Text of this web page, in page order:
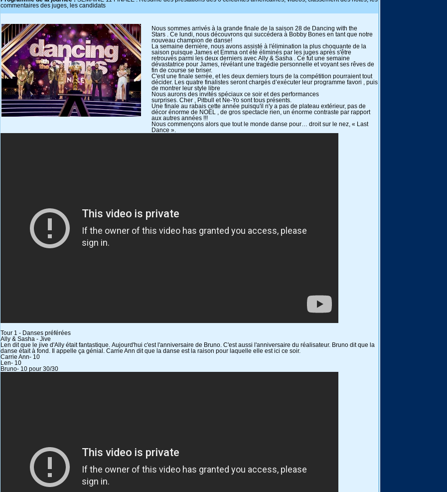
commentaires des juges, les candidats
Nous sommes arrivés à la grande finale de la saison 28 de Dancing with the
Stars . Ce lundi, nous découvrons qui succédera à Bobby Bones en tant que notre
nouveau champion de danse!
La semaine dernière, nous avons assisté à l'élimination la plus choquante de la
saison puisque James et Emma ont été éliminés par les juges après s'être
retrouvés parmi les deux derniers avec Ally & Sasha . Ce fut une semaine
dévastatrice pour James, révélant une tragédie personnelle et voyant ses rêves de
fin de course se briser.
C'est une finale serrée, et les deux derniers tours de la compétition pourraient tout
décider. Les quatre finalistes seront chargés d’exécuter leur programme favori , puis
de montrer leur style libre
Nous aurons des invités spéciaux ce soir et des performances
surprises. Cher , Pitbull et Ne-Yo sont tous présents.
Une finale au rabais cette année puisqu'il n'y a pas de plateau extérieur, pas de
décor énorme de NOËL , de gros spectacle rien, un énorme contraste par rapport
aux autres années !!!
Nous commençons alors que tout le monde danse pour… droit sur le nez, « Last
Dance ».
Tour 1 - Danses préférées
Ally & Sasha - Jive
Len dit que le jive d'Ally était fantastique. Aujourd'hui c'est l'anniversaire de Bruno. C'est aussi l'anniversaire du réalisateur. Bruno dit que la
danse était à fond. Il appelle ça génial. Carrie Ann dit que la danse est la raison pour laquelle elle est ici ce soir.
Carrie Ann- 10
Len- 10
Bruno- 10 pour 30/30